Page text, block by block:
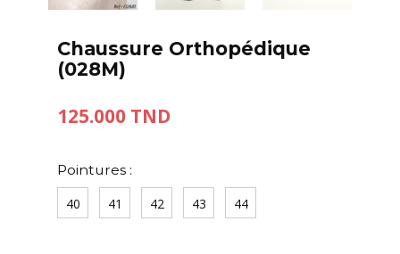
Chaussure Orthopédique
(028M)
125.000 TND
Pointures :
40
41 42 43 44